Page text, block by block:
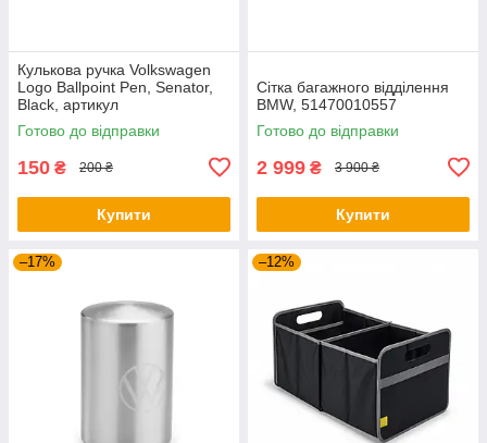
Кулькова ручка Volkswagen
Logo Ballpoint Pen, Senator,
Black, артикул
000087703ME041
Готово до відправки
150 ₴ 200 ₴
Купити
Сітка багажного відділення
BMW, 51470010557
Готово до відправки
2 999 ₴ 3 900 ₴
Купити
–17% –12%